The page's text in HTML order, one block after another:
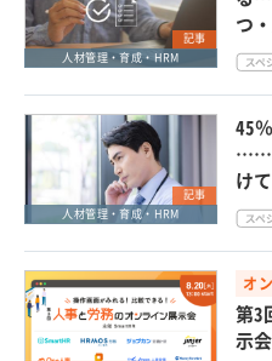
記事
人材管理・育成・HRM
つ
記事
人材管理・育成・HRM
45
……
け
オ
第3
示会